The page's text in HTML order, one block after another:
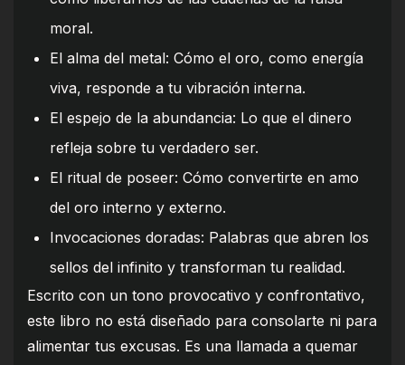
moral.
El alma del metal: Cómo el oro, como energía
viva, responde a tu vibración interna.
El espejo de la abundancia: Lo que el dinero
refleja sobre tu verdadero ser.
El ritual de poseer: Cómo convertirte en amo
del oro interno y externo.
Invocaciones doradas: Palabras que abren los
sellos del infinito y transforman tu realidad.
Escrito con un tono provocativo y confrontativo,
este libro no está diseñado para consolarte ni para
alimentar tus excusas. Es una llamada a quemar